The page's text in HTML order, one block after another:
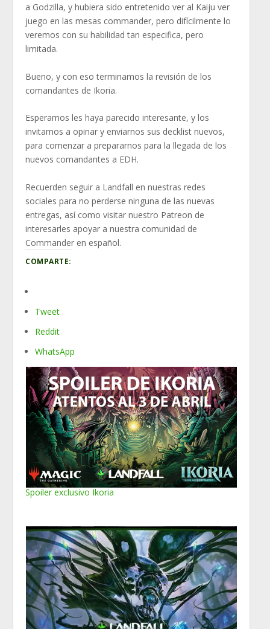
a Godzilla, y hubiera sido entretenido ver al Kaiju ver
juego en las mesas commander, pero difícilmente lo
veremos con su habilidad tan especifica, pero
limitada.
Bueno, y con eso terminamos la revisión de los
comandantes de Ikoria.
Esperamos les haya parecido interesante, y los
invitamos a opinar y enviarnos sus decklist nuevos,
para comenzar a prepararnos para la llegada de los
nuevos comandantes a EDH.
Recuerden seguir a Landfall en nuestras redes
sociales para no perderse ninguna de las nuevas
entregas, así como visitar nuestro Patreon de
interesarles apoyar a nuestra comunidad de
Commander en español.
COMPARTE:
Tweet
Reddit
WhatsApp
Spoiler exclusivo Ikoria